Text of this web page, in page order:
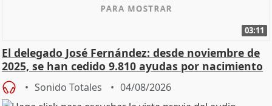
03:11
El delegado José Fernández: desde noviembre de
2025, se han cedido 9.810 ayudas por nacimiento
Sonido Totales 04/08/2026